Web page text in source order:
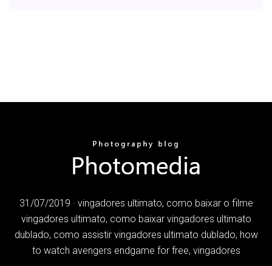
31/07/2019 · vingadores ultimato, como baixar o filme
vingadores ultimato, como baixar vingadores ultimato
dublado, como assistir vingadores ultimato dublado, how
to watch avengers endgame for free, vingadores